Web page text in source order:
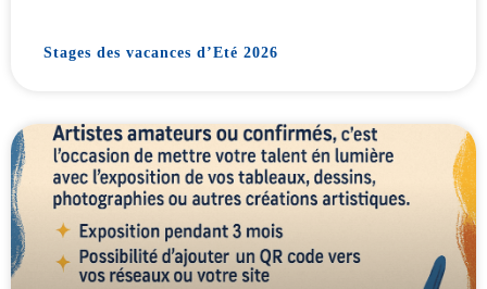
Stages des vacances d’Eté 2026